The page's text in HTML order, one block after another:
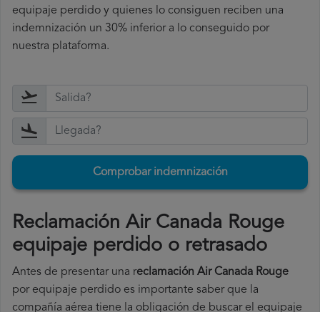
equipaje perdido y quienes lo consiguen reciben una
indemnización un 30% inferior a lo conseguido por
nuestra plataforma.
Comprobar indemnización
Reclamación Air Canada Rouge
equipaje perdido o retrasado
Antes de presentar una reclamación Air Canada Rouge
por equipaje perdido es importante saber que la
compañía aérea tiene la obligación de buscar el equipaje